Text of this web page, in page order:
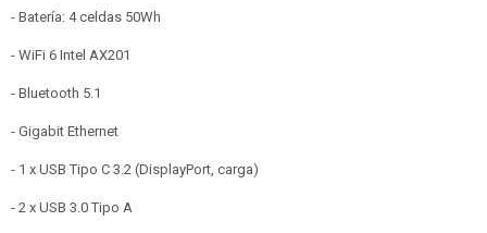
- Batería: 4 celdas 50Wh
- WiFi 6 Intel AX201
- Bluetooth 5.1
- Gigabit Ethernet
- 1 x USB Tipo C 3.2 (DisplayPort, carga)
- 2 x USB 3.0 Tipo A